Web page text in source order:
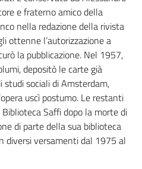
e fraterno amico della
nella redazione della rivista
ottenne l’autorizzazione a
la pubblicazione. Nel 1957,
depositò le carte già
studi sociali di Amsterdam,
uscì postumo. Le restanti
Saffi dopo la morte di
di parte della sua biblioteca
diversi versamenti dal 1975 al